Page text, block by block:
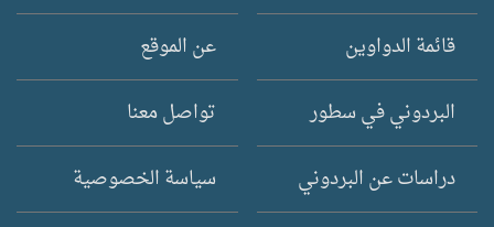
قائمة الدواوين
البردوني في سطور
دراسات عن البردوني
عن الموقع
تواصل معنا
سياسة الخصوصية